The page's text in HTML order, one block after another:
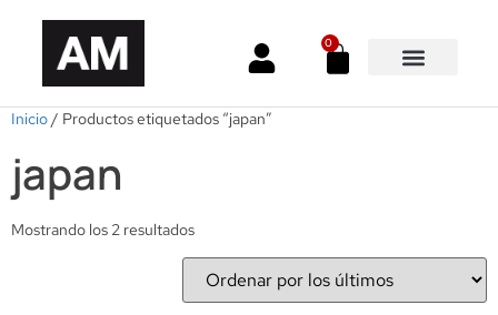
0
Inicio/ Productos etiquetados “japan”
japan
Mostrando los 2 resultados